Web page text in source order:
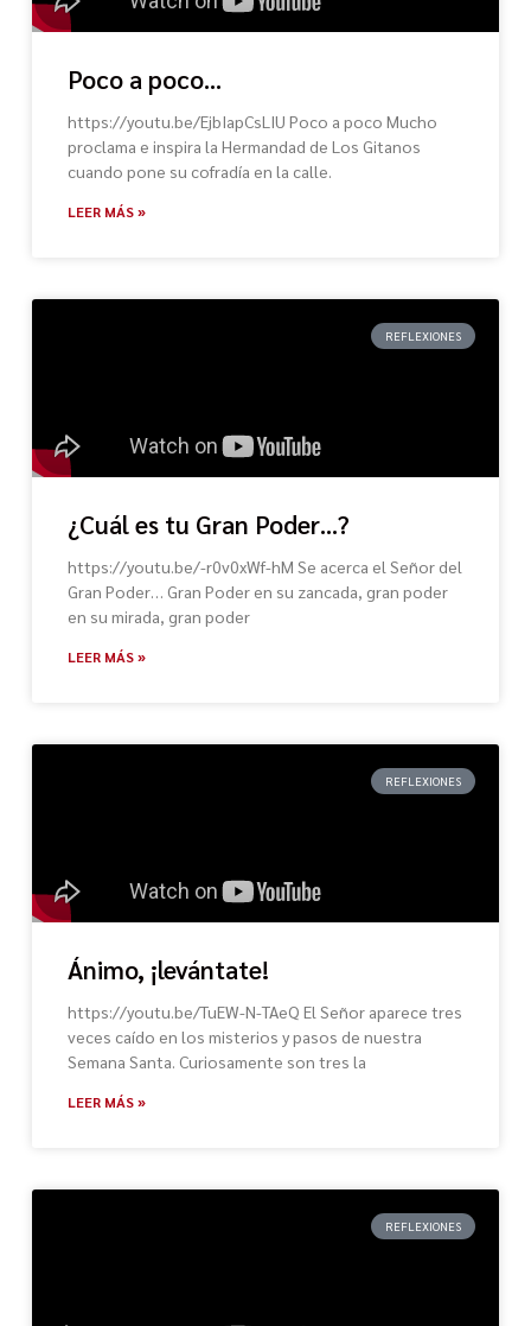
Poco a poco…
https://youtu.be/EjbIapCsLIU Poco a poco Mucho
proclama e inspira la Hermandad de Los Gitanos
cuando pone su cofradía en la calle.
LEER MÁS »
REFLEXIONES
¿Cuál es tu Gran Poder…?
https://youtu.be/-r0v0xWf-hM Se acerca el Señor del
Gran Poder… Gran Poder en su zancada, gran poder
en su mirada, gran poder
LEER MÁS »
REFLEXIONES
Ánimo, ¡levántate!
https://youtu.be/TuEW-N-TAeQ El Señor aparece tres
veces caído en los misterios y pasos de nuestra
Semana Santa. Curiosamente son tres la
LEER MÁS »
REFLEXIONES